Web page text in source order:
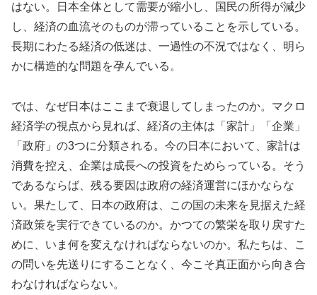
はない。日本全体として需要が縮小し、国民の所得が減少
し、経済の血流そのものが滞っていることを示している。
長期にわたる経済の低迷は、一過性の不況ではなく、明ら
かに構造的な問題を孕んでいる。
では、なぜ日本はここまで衰退してしまったのか。マクロ
経済学の視点から見れば、経済の主体は「家計」「企業」
「政府」の3つに分類される。今の日本において、家計は
消費を控え、企業は成長への投資をためらっている。そう
であるならば、残る要因は政府の経済運営にほかならな
い。果たして、日本の政府は、この国の未来を見据えた経
済政策を実行できているのか。かつての繁栄を取り戻すた
めに、いま何を変えなければならないのか。私たちは、こ
の問いを先送りにすることなく、今こそ真正面から向き合
わなければならない。